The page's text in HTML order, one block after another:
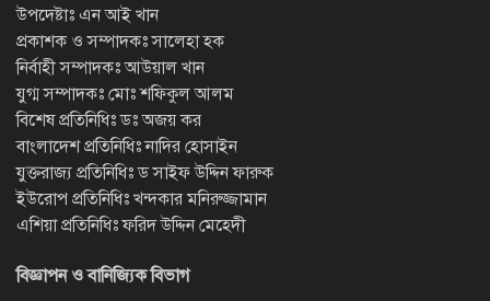
উপদেষ্টাঃ এন আই খান
প্রকাশক ও সম্পাদকঃ সালেহা হক
নির্বাহী সম্পাদকঃ আউয়াল খান
যুগ্ম সম্পাদকঃ মোঃ শফিকুল আলম
বিশেষ প্রতিনিধিঃ ডঃ অজয় কর
বাংলাদেশ প্রতিনিধিঃ নাদির হোসাইন
যুক্তরাজ্য প্রতিনিধিঃ ড সাইফ উদ্দিন ফারুক
ইউরোপ প্রতিনিধিঃ খন্দকার মনিরুজ্জামান
এশিয়া প্রতিনিধিঃ ফরিদ উদ্দিন মেহেদী
বিজ্ঞাপন ও বানিজ্যিক বিভাগ